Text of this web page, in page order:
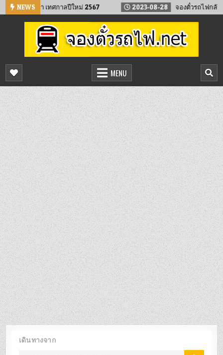
Skip
to
NEWS
งหน้า เทศกาลปีใหม่ 2567 2023-08-28 จองตั๋วรถไฟกลับบ้าน ทำ
จองตั๋วรถไฟออนไลน์
จองตั๋วรถไฟล่วงหน้า จองได้ 24 ชั่วโมง
MENU